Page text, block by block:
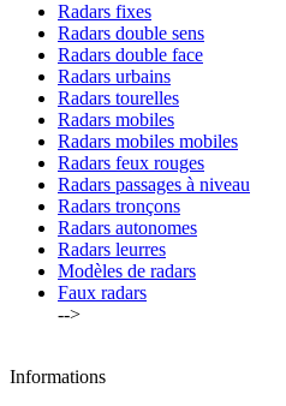
Radars fixes
Radars double sens
Radars double face
Radars urbains
Radars tourelles
Radars mobiles
Radars mobiles mobiles
Radars feux rouges
Radars passages à niveau
Radars tronçons
Radars autonomes
Radars leurres
Modèles de radars
Faux radars
-->
Informations